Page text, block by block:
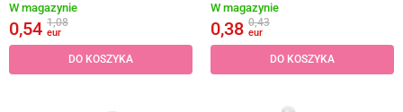
W magazynie
0,54 1,08
eur
DO KOSZYKA
W magazynie
0,38 0,43
eur
DO KOSZYKA